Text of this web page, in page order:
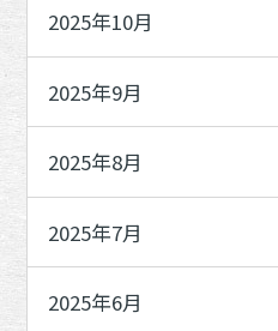
2025年10月
2025年9月
2025年8月
2025年7月
2025年6月